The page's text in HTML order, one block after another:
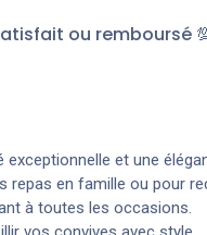
ou remboursé
et une
en famille ou pour
à toutes les occasions.